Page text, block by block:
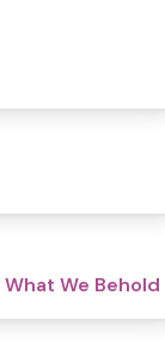
4.3
We Behold